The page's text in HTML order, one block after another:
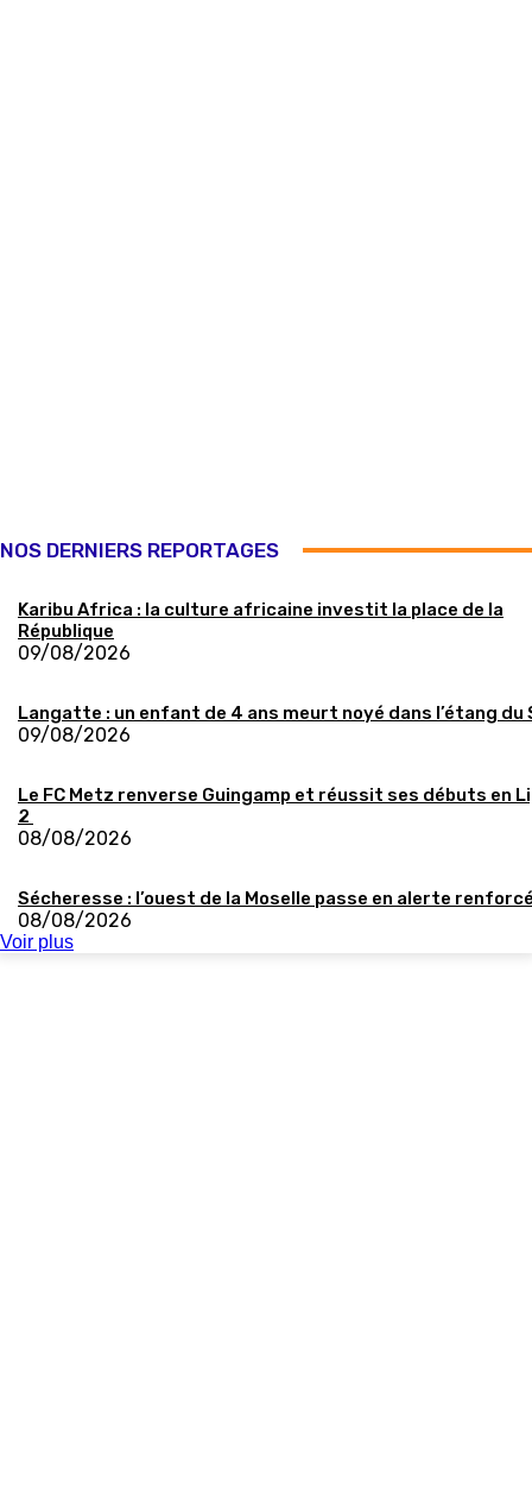
NOS DERNIERS REPORTAGES
Karibu Africa : la culture africaine investit la place de la
République
09/08/2026
Langatte : un enfant de 4 ans meurt noyé dans l’étang du
09/08/2026
Le FC Metz renverse Guingamp et réussit ses débuts en
2
08/08/2026
Sécheresse : l’ouest de la Moselle passe en alerte
08/08/2026
Voir plus